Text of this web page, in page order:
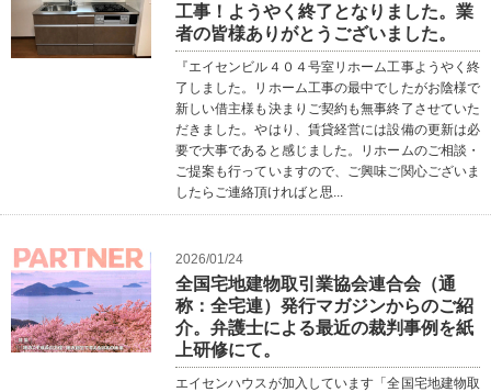
工事！ようやく終了となりました。業
者の皆様ありがとうございました。
『エイセンビル４０４号室リホーム工事ようやく終
了しました。リホーム工事の最中でしたがお陰様で
新しい借主様も決まりご契約も無事終了させていた
だきました。やはり、賃貸経営には設備の更新は必
要で大事であると感じました。リホームのご相談・
ご提案も行っていますので、ご興味ご関心ございま
したらご連絡頂ければと思...
2026/01/24
全国宅地建物取引業協会連合会（通
称：全宅連）発行マガジンからのご紹
介。弁護士による最近の裁判事例を紙
上研修にて。
エイセンハウスが加入しています「全国宅地建物取